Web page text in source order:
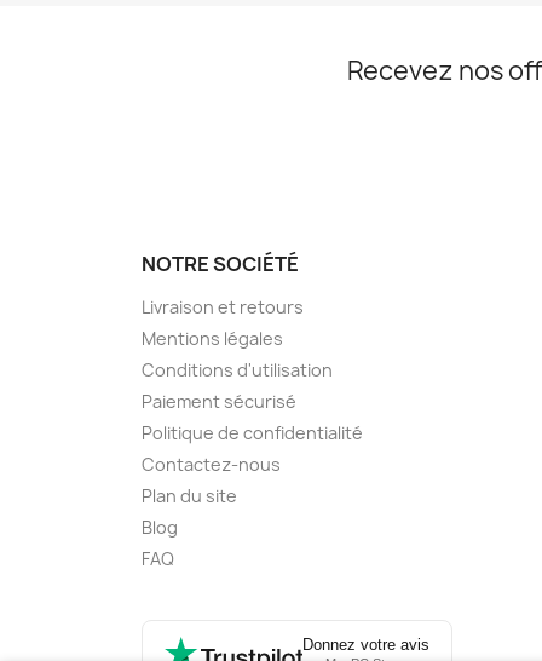
Recevez nos
NOTRE SOCIÉTÉ
Livraison et retours
Mentions légales
Conditions d'utilisation
Paiement sécurisé
Politique de confidentialité
Contactez-nous
Plan du site
Blog
FAQ
Donnez votre avis